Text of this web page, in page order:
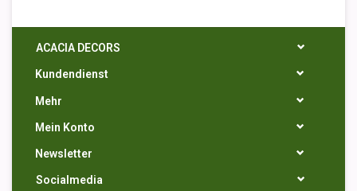
ACACIA DECORS
Kundendienst
Mehr
Mein Konto
Newsletter
Socialmedia